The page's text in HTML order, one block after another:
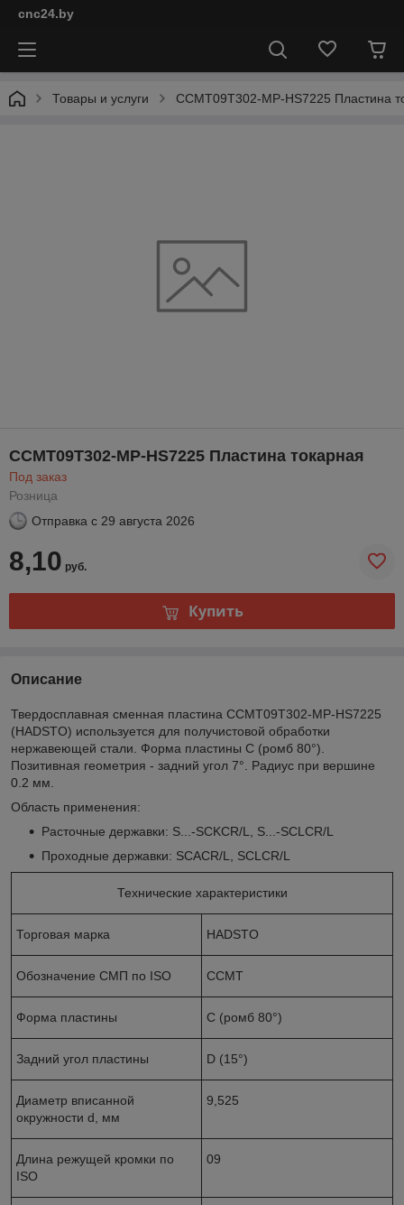
cnc24.by
Товары и услуги CCMT09T302-MP-HS7225 Пластина
CCMT09T302-MP-HS7225 Пластина токарная
Под заказ
Розница
Отправка с 29 августа 2026
8,10 руб.
Купить
Описание
Твердосплавная сменная пластина CCMT09T302-MP-HS7225
(HADSTO) используется для получистовой обработки
нержавеющей стали. Форма пластины C (ромб 80°).
Позитивная геометрия - задний угол 7°. Радиус при вершине
0.2 мм.
Область применения:
Расточные державки: S...-SCKCR/L, S...-SCLCR/L
Проходные державки: SCACR/L, SCLCR/L
Технические характеристики
Торговая марка HADSTO
Обозначение СМП по ISO ССМТ
Форма пластины С (ромб 80°)
Задний угол пластины D (15°)
Диаметр вписанной
окружности d, мм
9,525
Длина режущей кромки по
ISO
09